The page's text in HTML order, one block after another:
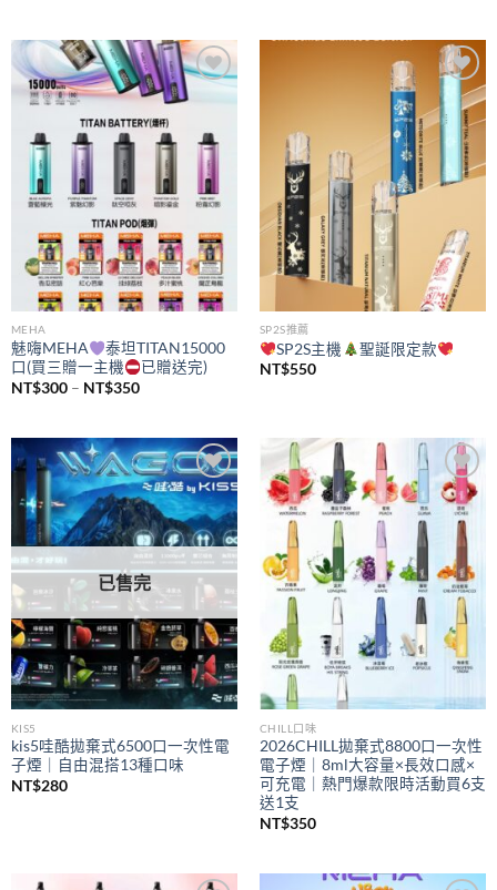
NT$200
到
NT$360
Add to
MEHA
魅嗨MEHA
泰坦TITAN15000
口(買三贈一主機
已贈送完)
NT$300 – NT$350價
NT$300
到
NT$350
Add to
wishlist
SP2S推薦
SP2S主機
聖誕限定款
NT$550
Add to
wishlist
已售完
KIS5
kis5哇酷拋棄式6500口一次性電
子煙｜自由混搭13種口味
NT$280
Add to
wishlist
CHILL口味
2026CHILL拋棄式8800口一次性
電子煙｜8ml大容量×長效口感×
可充電｜熱門爆款限時活動買6支
送1支
NT$350